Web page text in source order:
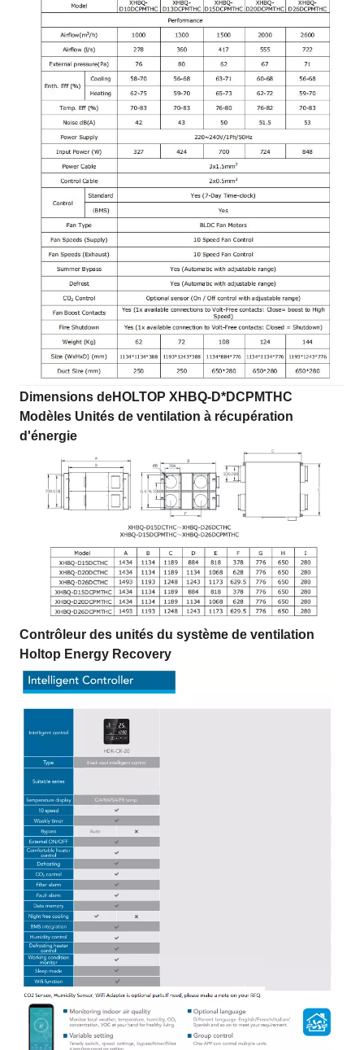
Dimensions deHOLTOP XHBQ-D*DCPMTHC
Modèles Unités de ventilation à récupération
d'énergie
Contrôleur des unités du système de ventilation
Holtop Energy Recovery